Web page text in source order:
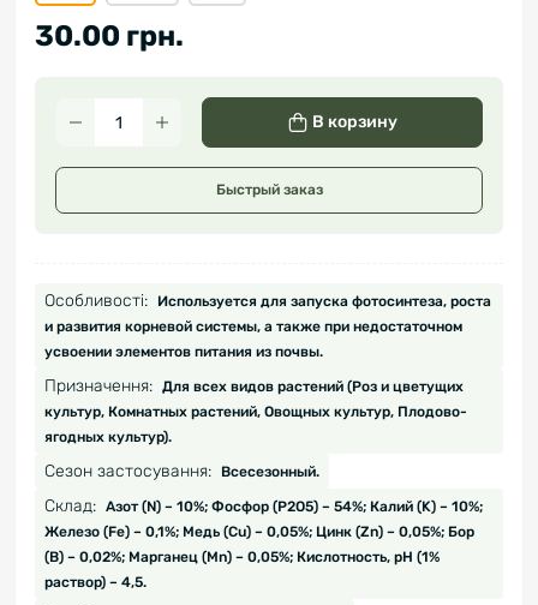
30.00 грн.
В корзину
Быстрый заказ
Особливості:
Используется для запуска фотосинтеза, роста
и развития корневой системы, а также при недостаточном
усвоении элементов питания из почвы.
Призначення: Для всех видов растений (Роз и цветущих
культур, Комнатных растений, Овощных культур, Плодово-
ягодных культур).
Сезон застосування: Всесезонный.
Склад: Азот (N) – 10%; Фосфор (P2O5) – 54%; Калий (K) – 10%;
Железо (Fe) – 0,1%; Медь (Cu) – 0,05%; Цинк (Zn) – 0,05%; Бор
(B) – 0,02%; Марганец (Mn) – 0,05%; Кислотность, рН (1%
раствор) – 4,5.